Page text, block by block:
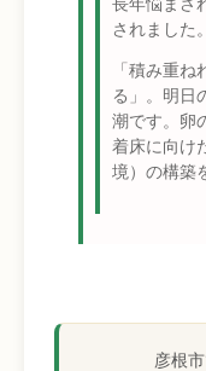
長年悩まさ
されました。
「積み重
る」。明日
潮です。卵
着床に向け
境）の構築
彦根